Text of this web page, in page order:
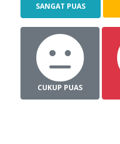
SANGAT PUAS
CUKUP PUAS